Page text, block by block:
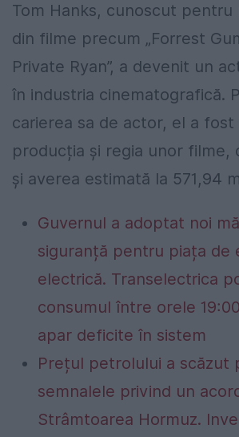
Tom Hanks, cunoscut pentru
din filme precum „Forrest
Private Ryan”, a devenit un
în industria cinematografică.
carierea sa de actor, el a
producția și regia unor filme,
și averea estimată la 571,94
Guvernul a adoptat noi
siguranță pentru piața de
electrică. Transelectrica
consumul între orele
apar deficite în sistem
Prețul petrolului a scăzut
semnalele privind un
Strâmtoarea Hormuz.